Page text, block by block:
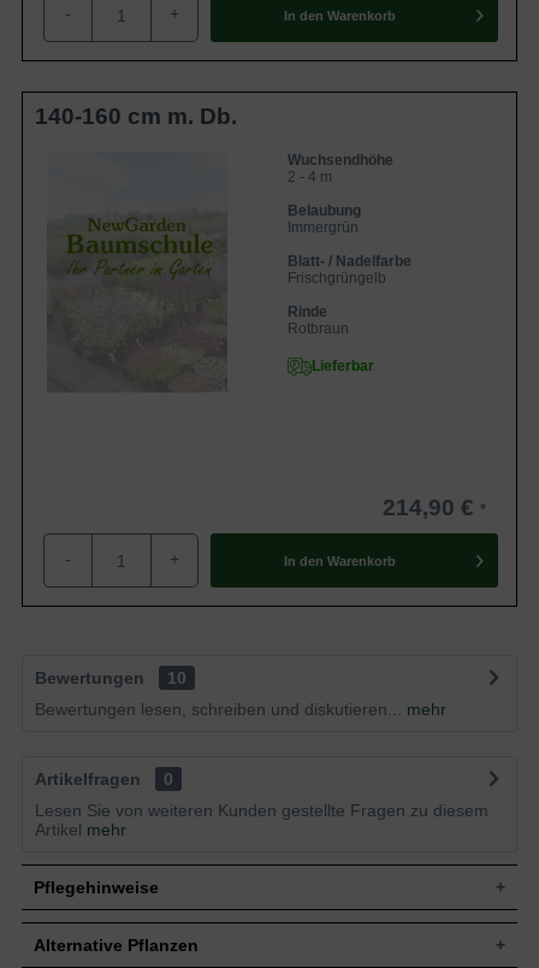
- + In den Warenkorb
140-160 cm m. Db.
Wuchsendhöhe
2 - 4 m
Belaubung
Immergrün
Blatt- / Nadelfarbe
Frischgrüngelb
Rinde
Rotbraun
Lieferbar
214,90 €
- + In den Warenkorb
Bewertungen
10
Bewertungen lesen, schreiben und diskutieren...
mehr
Artikelfragen
0
Lesen Sie von weiteren Kunden gestellte Fragen zu diesem
Artikel mehr
Pflegehinweise
Alternative Pflanzen